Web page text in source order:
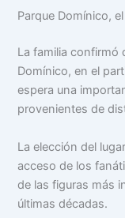
Parque Domínico,
La familia confirmó
Domínico, en el
espera una
provenientes de
La elección del
acceso de los
de las figuras más
últimas décadas.